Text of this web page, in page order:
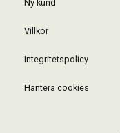
Ny kund
Villkor
Integritetspolicy
Hantera cookies